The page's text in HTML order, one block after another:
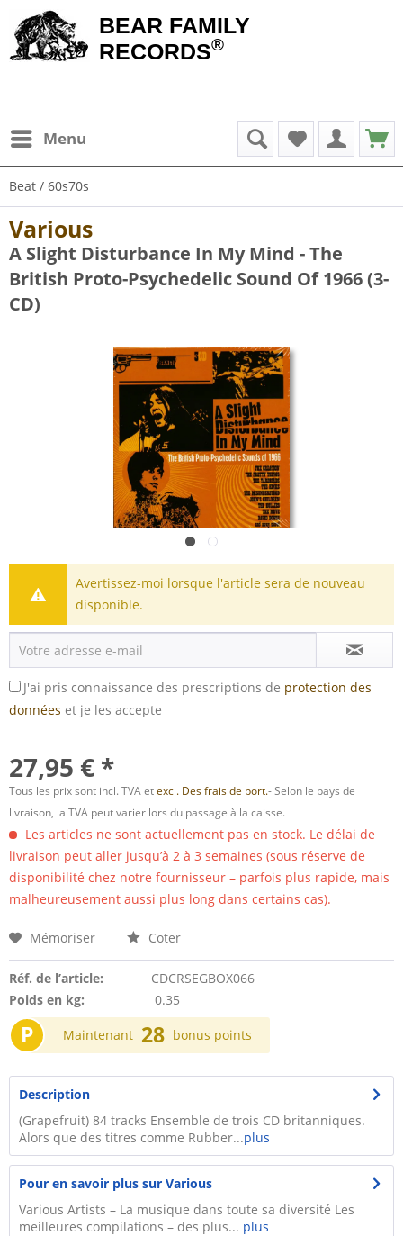
BEAR FAMILY
RECORDS®
Menu
Beat / 60s70s
Various
A Slight Disturbance In My Mind - The
British Proto-Psychedelic Sound Of 1966 (3-
CD)
Avertissez-moi lorsque l'article sera de nouveau
disponible.
J'ai pris connaissance des prescriptions de protection des
données et je les accepte
27,95 € *
Tous les prix sont incl. TVA etexcl. Des frais de port.- Selon le pays de
livraison, la TVA peut varier lors du passage à la caisse.
Les articles ne sont actuellement pas en stock. Le délai de
livraison peut aller jusqu’à 2 à 3 semaines (sous réserve de
disponibilité chez notre fournisseur – parfois plus rapide, mais
malheureusement aussi plus long dans certains cas).
Mémoriser Coter
Réf. de l’article:
CDCRSEGBOX066
Poids en kg:
0.35
P Maintenant 28 bonus points
Description
(Grapefruit) 84 tracks Ensemble de trois CD britanniques.
Alors que des titres comme Rubber...plus
Pour en savoir plus sur Various
Various Artists – La musique dans toute sa diversité Les
meilleures compilations – des plus... plus